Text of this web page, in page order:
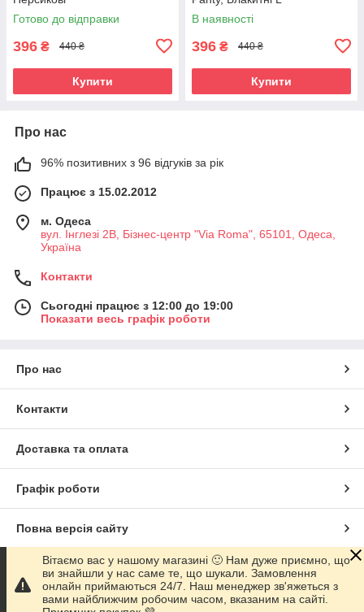
Готово до відправки
396 ₴ 440 ₴
Купити
В наявності
396 ₴ 440 ₴
Купити
Про нас
96% позитивних з 96 відгуків за рік
Працює з 15.02.2012
м. Одеса
вул. Інглезі 2В, Бізнес-центр "Via Roma", 65101, Одеса,
Україна
Контакти
Сьогодні працює з 12:00 до 19:00
Показати весь графік роботи
Про нас
Контакти
Доставка та оплата
Графік роботи
Повна версія сайту
Сайт створено на маркетплейсіProm.ua
Політика конфіденційності
Вітаємо вас у нашому магазині 🙂 Нам дуже приємно, що
ви знайшли у нас саме те, що шукали. Замовлення
онлайн приймаються 24/7. Наш менеджер зв'яжеться з
вами найближчим робочим часом, вказаним на сайті.